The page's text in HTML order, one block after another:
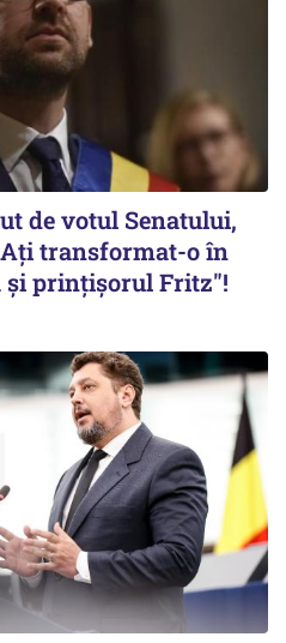
de votul Senatului,
transformat-o în
şi prinţişorul Fritz"!